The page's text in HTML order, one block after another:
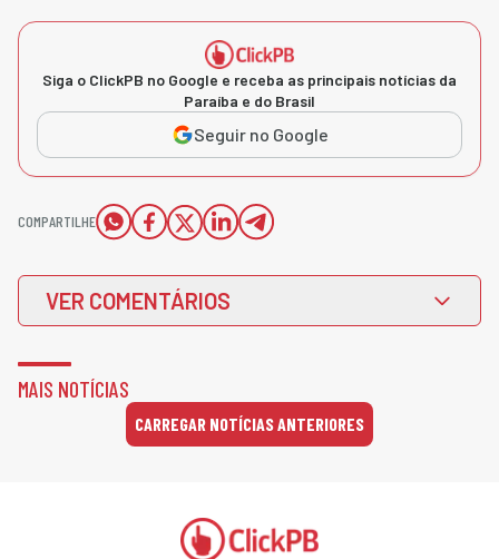
Siga o ClickPB no Google e receba as principais notícias da
Paraíba e do Brasil
Seguir no Google
COMPARTILHE
VER COMENTÁRIOS
MAIS NOTÍCIAS
CARREGAR NOTÍCIAS ANTERIORES